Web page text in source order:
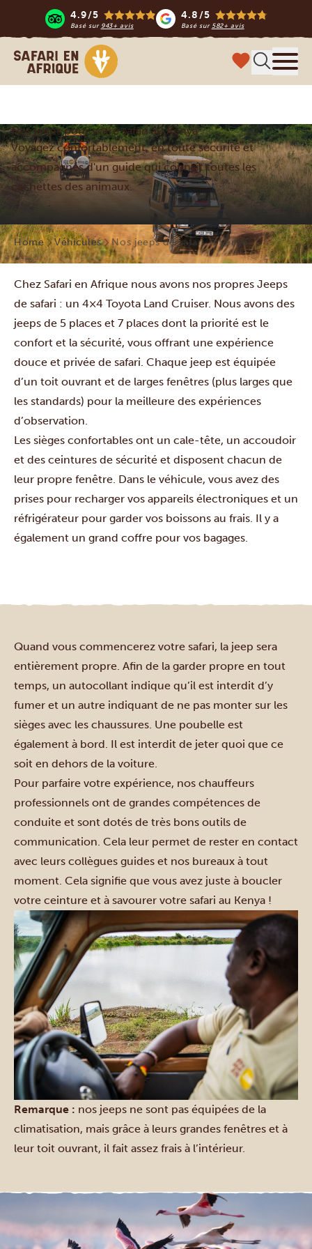
4.9/5
Basé sur 943+ avis
4.8/5
Basé sur 582+ avis
Safari en Afrique
Nos jeeps pour votre safari au Kenya
Voyagez confortablement, en toute sécurité et
accompagnés d'un guide qui connaît toutes les
cachettes des animaux.
Home Véhicules Nos jeeps de safari – Kenya
Chez Safari en Afrique nous avons nos propres Jeeps
de safari : un 4×4 Toyota Land Cruiser. Nous avons des
jeeps de 5 places et 7 places dont la priorité est le
confort et la sécurité, vous offrant une expérience
douce et privée de safari. Chaque jeep est équipée
d’un toit ouvrant et de larges fenêtres (plus larges que
les standards) pour la meilleure des expériences
d’observation.
Les sièges confortables ont un cale-tête, un accoudoir
et des ceintures de sécurité et disposent chacun de
leur propre fenêtre. Dans le véhicule, vous avez des
prises pour recharger vos appareils électroniques et un
réfrigérateur pour garder vos boissons au frais. Il y a
également un grand coffre pour vos bagages.
Quand vous commencerez votre safari, la jeep sera
entièrement propre. Afin de la garder propre en tout
temps, un autocollant indique qu’il est interdit d’y
fumer et un autre indiquant de ne pas monter sur les
sièges avec les chaussures. Une poubelle est
également à bord. Il est interdit de jeter quoi que ce
soit en dehors de la voiture.
Pour parfaire votre expérience, nos chauffeurs
professionnels ont de grandes compétences de
conduite et sont dotés de très bons outils de
communication. Cela leur permet de rester en contact
avec leurs collègues guides et nos bureaux à tout
moment. Cela signifie que vous avez juste à boucler
votre ceinture et à savourer votre safari au Kenya !
Remarque : nos jeeps ne sont pas équipées de la
climatisation, mais grâce à leurs grandes fenêtres et à
leur toit ouvrant, il fait assez frais à l’intérieur.